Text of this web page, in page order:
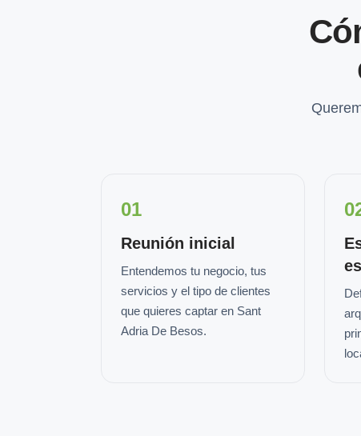
01
Reunión inicial
Entendemos tu negocio, tus
servicios y el tipo de clientes
que quieres captar en Sant
Adria De Besos.